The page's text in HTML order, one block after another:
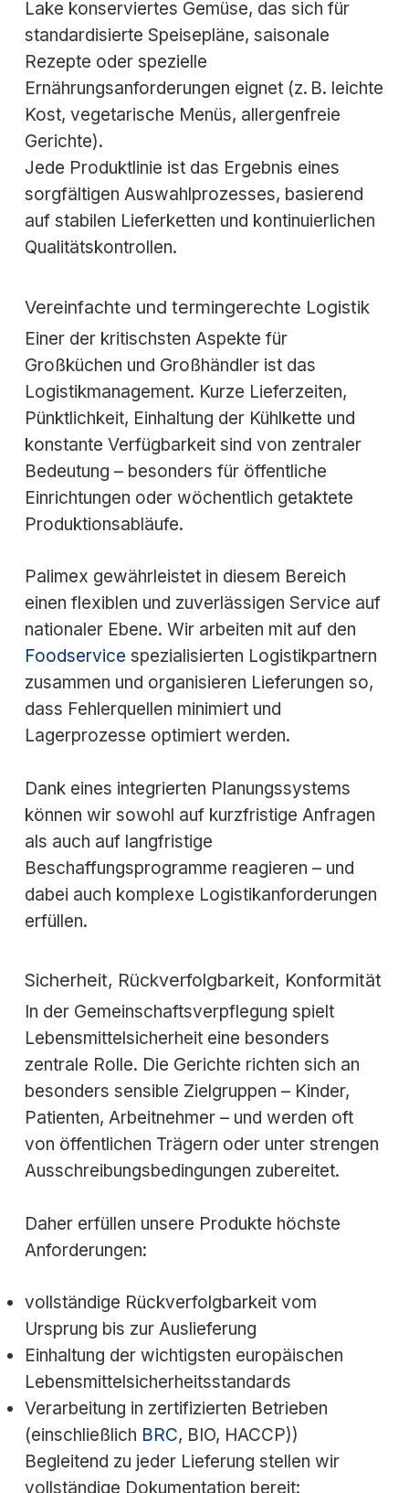
Lake konserviertes Gemüse, das sich für
standardisierte Speisepläne, saisonale
Rezepte oder spezielle
Ernährungsanforderungen eignet (z. B. leichte
Kost, vegetarische Menüs, allergenfreie
Gerichte).
Jede Produktlinie ist das Ergebnis eines
sorgfältigen Auswahlprozesses, basierend
auf stabilen Lieferketten und kontinuierlichen
Qualitätskontrollen.
Vereinfachte und termingerechte Logistik
Einer der kritischsten Aspekte für
Großküchen und Großhändler ist das
Logistikmanagement. Kurze Lieferzeiten,
Pünktlichkeit, Einhaltung der Kühlkette und
konstante Verfügbarkeit sind von zentraler
Bedeutung – besonders für öffentliche
Einrichtungen oder wöchentlich getaktete
Produktionsabläufe.
Palimex gewährleistet in diesem Bereich
einen flexiblen und zuverlässigen Service auf
nationaler Ebene. Wir arbeiten mit auf den
Foodservice spezialisierten Logistikpartnern
zusammen und organisieren Lieferungen so,
dass Fehlerquellen minimiert und
Lagerprozesse optimiert werden.
Dank eines integrierten Planungssystems
können wir sowohl auf kurzfristige Anfragen
als auch auf langfristige
Beschaffungsprogramme reagieren – und
dabei auch komplexe Logistikanforderungen
erfüllen.
Sicherheit, Rückverfolgbarkeit, Konformität
In der Gemeinschaftsverpflegung spielt
Lebensmittelsicherheit eine besonders
zentrale Rolle. Die Gerichte richten sich an
besonders sensible Zielgruppen – Kinder,
Patienten, Arbeitnehmer – und werden oft
von öffentlichen Trägern oder unter strengen
Ausschreibungsbedingungen zubereitet.
Daher erfüllen unsere Produkte höchste
Anforderungen:
vollständige Rückverfolgbarkeit vom
Ursprung bis zur Auslieferung
Einhaltung der wichtigsten europäischen
Lebensmittelsicherheitsstandards
Verarbeitung in zertifizierten Betrieben
(einschließlich BRC, BIO, HACCP))
Begleitend zu jeder Lieferung stellen wir
vollständige Dokumentation bereit: